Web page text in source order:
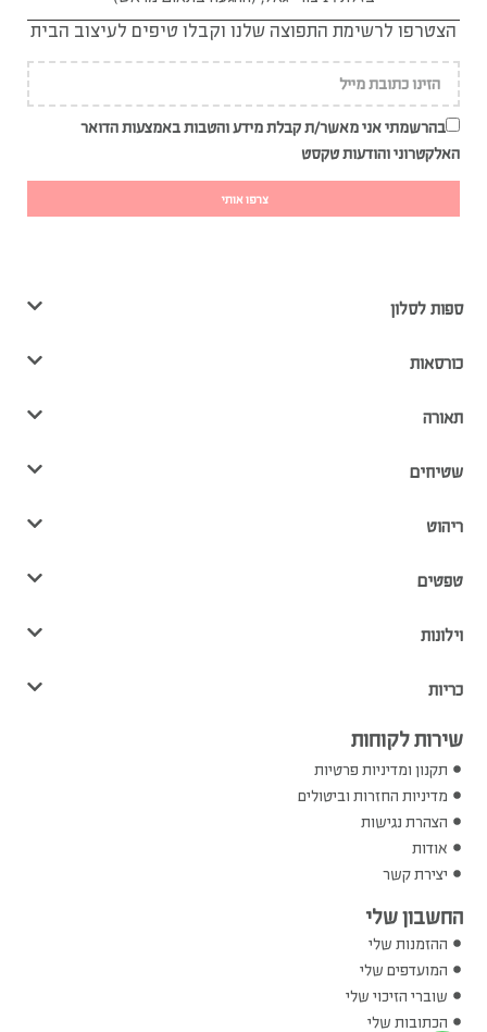
הצטרפו לרשימת התפוצה שלנו וקבלו טיפים לעיצוב הבית
בהרשמתי אני מאשר/ת קבלת מידע והטבות באמצעות הדואר
האלקטרוני והודעות טקסט
צרפו אותי
ספות לסלון
כורסאות
תאורה
שטיחים
ריהוט
טפטים
וילונות
כריות
שירות לקוחות
תקנון ומדיניות פרטיות
מדיניות החזרות וביטולים
הצהרת נגישות
אודות
יצירת קשר
החשבון שלי
ההזמנות שלי
המועדפים שלי
שוברי הזיכוי שלי
הכתובות שלי